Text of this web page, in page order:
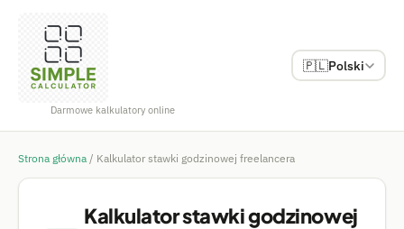
Darmowe kalkulatory online
🇵🇱Polski
Strona główna / Kalkulator stawki godzinowej freelancera
Kalkulator stawki godzinowej